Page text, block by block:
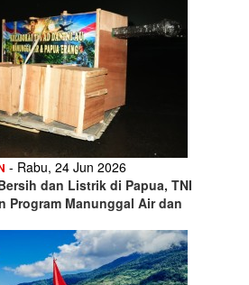
- Rabu, 24 Jun 2026
dan Listrik di Papua, TNI
Program Manunggal Air dan